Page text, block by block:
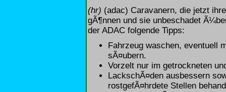
(hr) (adac) Caravanern, die jetzt
gÃ¶nnen und sie unbeschadet
der ADAC folgende Tipps:
Fahrzeug waschen, eventuell
sÃ¤ubern.
Vorzelt nur im getrockneten
LackschÃ¤den ausbessern
rostgefÃ¤hrdete Stellen